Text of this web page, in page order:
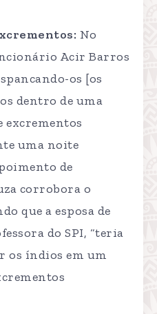
No
Acir Barros
os [os
dentro de uma
excrementos
uma noite
de
corrobora o
que a esposa de
do SPI, “teria
os índios em um